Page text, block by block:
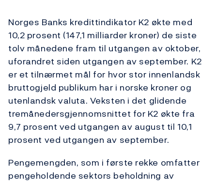
Norges Banks kredittindikator K2 økte med
10,2 prosent (147,1 milliarder kroner) de siste
tolv månedene fram til utgangen av oktober,
uforandret siden utgangen av september. K2
er et tilnærmet mål for hvor stor innenlandsk
bruttogjeld publikum har i norske kroner og
utenlandsk valuta. Veksten i det glidende
tremånedersgjennomsnittet for K2 økte fra
9,7 prosent ved utgangen av august til 10,1
prosent ved utgangen av september.
Pengemengden, som i første rekke omfatter
pengeholdende sektors beholdning av